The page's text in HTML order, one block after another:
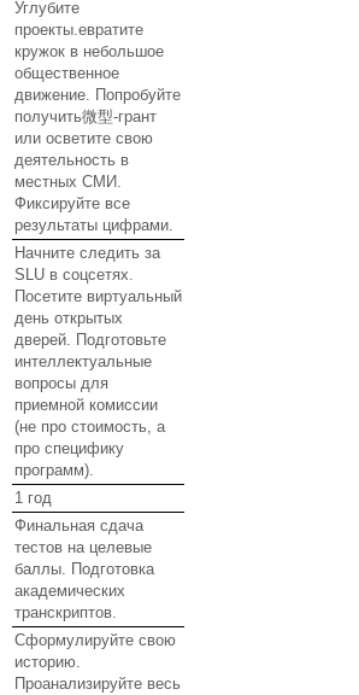
Углубите
проекты.евратите
кружок в небольшое
общественное
движение. Попробуйте
получить微型-грант
или осветите свою
деятельность в
местных СМИ.
Фиксируйте все
результаты цифрами.
Начните следить за
SLU в соцсетях.
Посетите виртуальный
день открытых
дверей. Подготовьте
интеллектуальные
вопросы для
приемной комиссии
(не про стоимость, а
про специфику
программ).
1 год
Финальная сдача
тестов на целевые
баллы. Подготовка
академических
транскриптов.
Сформулируйте свою
историю.
Проанализируйте весь